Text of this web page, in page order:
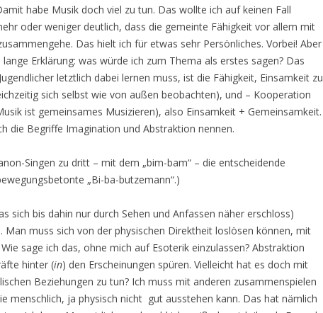
habe Musik doch viel zu tun. Das wollte ich auf keinen Fall
oder weniger deutlich, dass die gemeinte Fähigkeit vor allem mit
Das hielt ich für etwas sehr Persönliches. Vorbei! Aber
Erklärung: was würde ich zum Thema als erstes sagen? Das
letztlich dabei lernen muss, ist die Fähigkeit, Einsamkeit zu
sich selbst wie von außen beobachten), und – Kooperation
ist gemeinsames Musizieren), also Einsamkeit + Gemeinsamkeit.
die Begriffe Imagination und Abstraktion nennen.
Singen zu dritt – mit dem „bim-bam“ – die entscheidende
„Bi-ba-butzemann“.)
sich bis dahin nur durch Sehen und Anfassen näher erschloss)
Man muss sich von der physischen Direktheit loslösen können, mit
sage ich das, ohne mich auf Esoterik einzulassen? Abstraktion
hinter (in) den Erscheinungen spüren. Vielleicht hat es doch mit
Beziehungen zu tun? Ich muss mit anderen zusammenspielen
menschlich, ja physisch nicht gut ausstehen kann. Das hat nämlich